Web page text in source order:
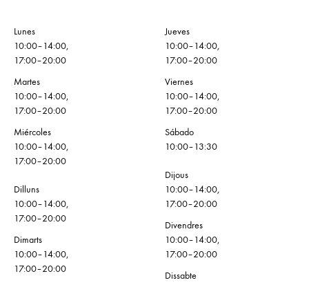
Lunes
10:00–14:00,
17:00–20:00
Martes
10:00–14:00,
17:00–20:00
Miércoles
10:00–14:00,
17:00–20:00
Dilluns
10:00–14:00,
17:00–20:00
Dimarts
10:00–14:00,
17:00–20:00
Jueves
10:00–14:00,
17:00–20:00
Viernes
10:00–14:00,
17:00–20:00
Sábado
10:00–13:30
Dijous
10:00–14:00,
17:00–20:00
Divendres
10:00–14:00,
17:00–20:00
Dissabte